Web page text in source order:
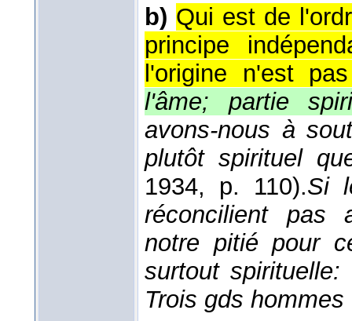
b) Qui est de
principe
l'origine n'est
l'âme; partie
avons-nous à
plutôt spirituel
1934, p. 110).Si
réconcilient pas
notre pitié pour
surtout spirituelle:
Trois gds hommes